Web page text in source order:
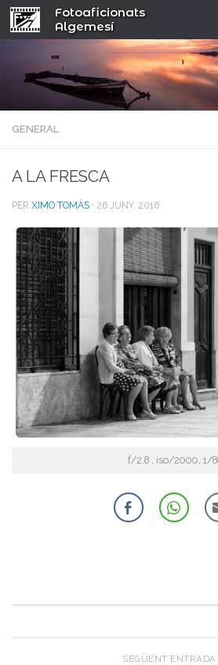
Fotoaficionats
Algemesí
GENERAL
A LA FRESCA
PER XIMO TOMÁS · 26 JUNY, 2016
f/2.8 , iso/2000, 1/
SEGÜENT ENTRADA